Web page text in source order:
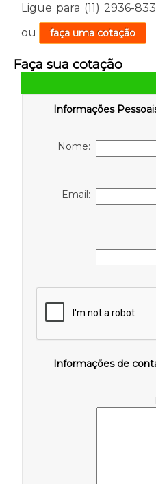
Ligue para (11) 2936-
ou
faça uma cotação
Faça sua cotação
Informações
Nome:
Email:
Informações de